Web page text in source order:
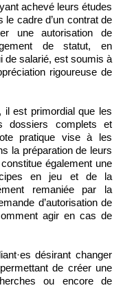
achevé leurs études
cadre d’un contrat de
une autorisation de
de statut, en
de salarié, est soumis à
rigoureuse de
il est primordial que les
dossiers complets et
pratique vise à les
la préparation de leurs
également une
en jeu et de la
remaniée par la
d’autorisation de
agir en cas de
désirant changer
de créer une
ou encore de